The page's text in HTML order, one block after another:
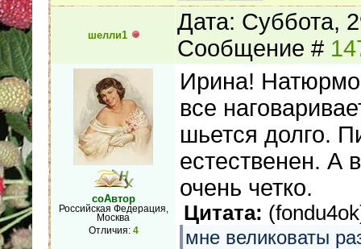
шелли1
Дата: Суббота,
Сообщение #
соАвтор
Российская Федерация,
Москва
Отличия: 4
Ирина!
все
шьется долго.
естественен. А
очень четко.
Цитата: (fondu4ok
мне великоваты